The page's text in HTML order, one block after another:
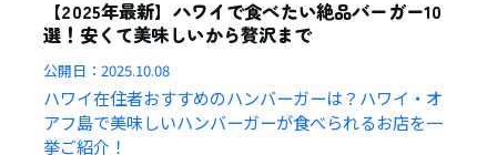
【2025年最新】ハワイで食べたい絶品バーガー10
選！安くて美味しいから贅沢まで
公開日：2025.10.08
ハワイ在住者おすすめのハンバーガーは？ハワイ・オ
アフ島で美味しいハンバーガーが食べられるお店を一
挙ご紹介！